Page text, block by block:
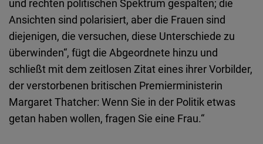
Ansichten sind polarisiert, aber die Frauen sind
diejenigen, die versuchen, diese Unterschiede zu
überwinden“, fügt die Abgeordnete hinzu und
schließt mit dem zeitlosen Zitat eines ihrer Vorbilder,
der verstorbenen britischen Premierministerin
Margaret Thatcher: Wenn Sie in der Politik etwas
getan haben wollen, fragen Sie eine Frau.“